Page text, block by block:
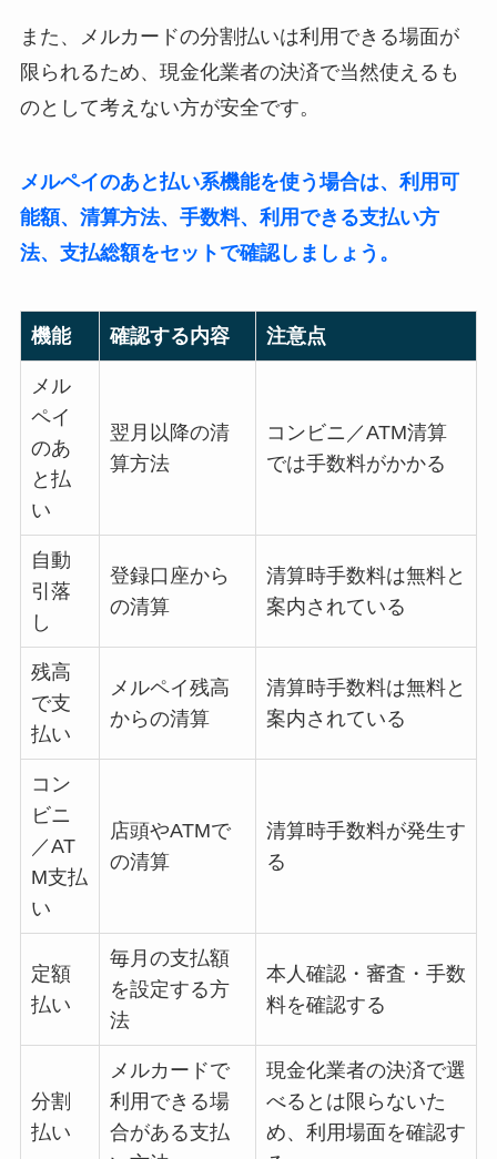
また、メルカードの分割払いは利用できる場面が
限られるため、現金化業者の決済で当然使えるも
のとして考えない方が安全です。
メルペイのあと払い系機能を使う場合は、利用可
能額、清算方法、手数料、利用できる支払い方
法、支払総額をセットで確認しましょう。
機能 確認する内容 注意点
メル
ペイ
のあ
と払
い
翌月以降の清
算方法
コンビニ／ATM清算
では手数料がかかる
自動
引落
し
登録口座から
の清算
清算時手数料は無料と
案内されている
残高
で支
払い
メルペイ残高
からの清算
清算時手数料は無料と
案内されている
コン
ビニ
／AT
M支払
い
店頭やATMで
の清算
清算時手数料が発生す
る
定額
払い
毎月の支払額
を設定する方
法
本人確認・審査・手数
料を確認する
分割
払い
メルカードで
利用できる場
合がある支払
現金化業者の決済で選
べるとは限らないた
め、利用場面を確認す